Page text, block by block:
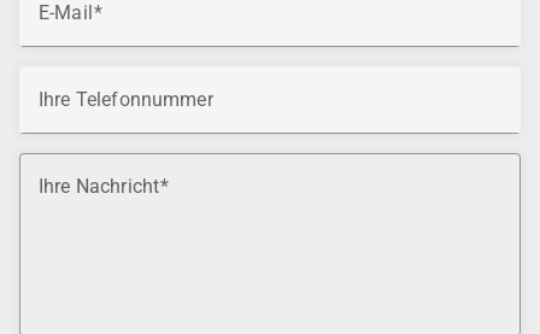
E-Mail
Ihre Telefonnummer
Ihre Nachricht